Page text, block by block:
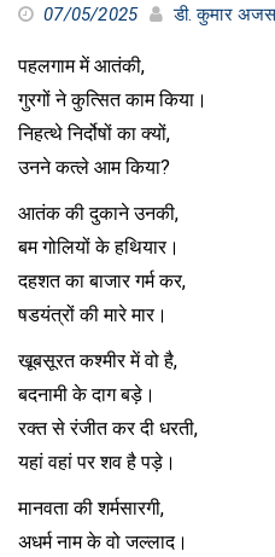
07/05/2025 डी. कुमार
पहलगाम में आतंकी,
गुरगों ने कुत्सित काम किया।
निहत्थे निर्दोषों का क्यों,
उनने कत्ले आम किया?
आतंक की दुकाने उनकी,
बम गोलियों के हथियार।
दहशत का बाजार गर्म कर,
षडयंत्रों की मारे मार।
खूबसूरत कश्मीर में वो है,
बदनामी के दाग बड़े।
रक्त से रंजीत कर दी धरती,
यहां वहां पर शव है पड़े।
मानवता की शर्मसारगी,
अधर्म नाम के वो जल्लाद।